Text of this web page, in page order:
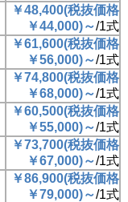
￥48,400(税抜価格
￥44,000)～/1式
￥61,600(税抜価格
￥56,000)～/1式
￥74,800(税抜価格
￥68,000)～/1式
￥60,500(税抜価格
￥55,000)～/1式
￥73,700(税抜価格
￥67,000)～/1式
￥86,900(税抜価格
￥79,000)～/1式